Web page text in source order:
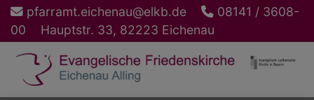
Direkt
zum
Inhalt
pfarramt.eichenau@elkb.de
08141 / 3608-
00
Hauptstr. 33, 82223 Eichenau